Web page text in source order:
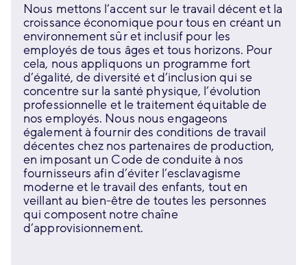
Nous mettons l’accent sur le travail décent et la
croissance économique pour tous en créant un
environnement sûr et inclusif pour les
employés de tous âges et tous horizons. Pour
cela, nous appliquons un programme fort
d’égalité, de diversité et d’inclusion qui se
concentre sur la santé physique, l’évolution
professionnelle et le traitement équitable de
nos employés. Nous nous engageons
également à fournir des conditions de travail
décentes chez nos partenaires de production,
en imposant un Code de conduite à nos
fournisseurs afin d’éviter l’esclavagisme
moderne et le travail des enfants, tout en
veillant au bien-être de toutes les personnes
qui composent notre chaîne
d’approvisionnement.